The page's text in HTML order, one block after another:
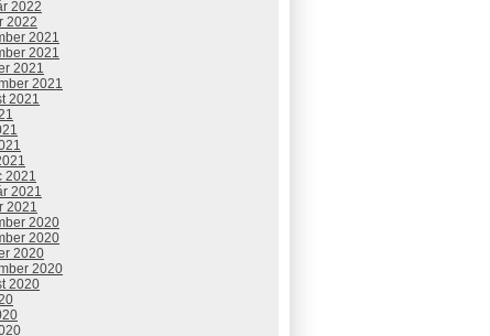
2022
2022
2021
2021
2021
2021
2021
2021
2021
2021
2020
2020
2020
2020
2020